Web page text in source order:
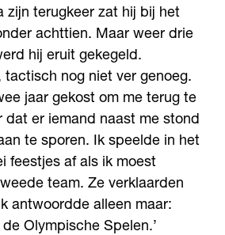
zijn terugkeer zat hij bij het
achttien. Maar weer drie
hij eruit gekegeld.
tactisch nog niet ver genoeg.
jaar gekost om me terug te
dat er iemand naast me stond
te sporen. Ik speelde in het
feestjes af als ik moest
team. Ze verklaarden
antwoordde alleen maar:
de Olympische Spelen.’